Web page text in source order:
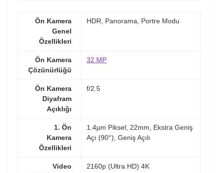
Ön Kamera
Genel
Özellikleri
HDR, Panorama, Portre Modu
Ön Kamera
Çözünürlüğü
32 MP
Ön Kamera
Diyafram
Açıklığı
f/2.5
1. Ön
Kamera
Özellikleri
1.4µm Piksel, 22mm, Ekstra Geniş
Açı (90°), Geniş Açılı
Video
2160p (Ultra HD) 4K